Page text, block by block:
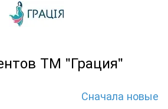
ТМ "Грация"
Сначала новые